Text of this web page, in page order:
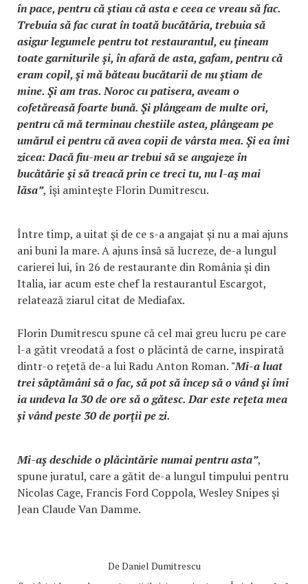
în pace, pentru că ştiau că asta e ceea ce vreau să fac.
Trebuia să fac curat în toată bucătăria, trebuia să
asigur legumele pentru tot restaurantul, eu ţineam
toate garniturile şi, în afară de asta, gafam, pentru că
eram copil, şi mă băteau bucătarii de nu ştiam de
mine. Şi am tras. Noroc cu patisera, aveam o
cofetăreasă foarte bună. Şi plângeam de multe ori,
pentru că mă terminau chestiile astea, plângeam pe
umărul ei pentru că avea copii de vârsta mea. Şi ea îmi
zicea: Dacă fiu-meu ar trebui să se angajeze în
bucătărie şi să treacă prin ce treci tu, nu l-aş mai
lăsa”, îşi aminteşte Florin Dumitrescu.
Între timp, a uitat şi de ce s-a angajat şi nu a mai ajuns
ani buni la mare. A ajuns însă să lucreze, de-a lungul
carierei lui, în 26 de restaurante din România şi din
Italia, iar acum este chef la restaurantul Escargot,
relatează ziarul citat de Mediafax.
Florin Dumitrescu spune că cel mai greu lucru pe care
l-a gătit vreodată a fost o plăcintă de carne, inspirată
dintr-o reţetă de-a lui Radu Anton Roman. "Mi-a luat
trei săptămâni să o fac, să pot să încep să o vând şi îmi
ia undeva la 30 de ore să o gătesc. Dar este reţeta mea
şi vând peste 30 de porţii pe zi.
Mi-aş deschide o plăcintărie numai pentru asta”,
spune juratul, care a gătit de-a lungul timpului pentru
Nicolas Cage, Francis Ford Coppola, Wesley Snipes şi
Jean Claude Van Damme.
De Daniel Dumitrescu